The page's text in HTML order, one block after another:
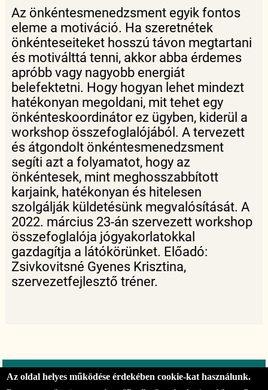
Az önkéntesmenedzsment egyik fontos
eleme a motiváció. Ha szeretnétek
önkénteseiteket hosszú távon megtartani
és motiválttá tenni, akkor abba érdemes
apróbb vagy nagyobb energiát
belefektetni. Hogy hogyan lehet mindezt
hatékonyan megoldani, mit tehet egy
önkénteskoordinátor ez ügyben, kiderül a
workshop összefoglalójából. A tervezett
és átgondolt önkéntesmenedzsment
segíti azt a folyamatot, hogy az
önkéntesek, mint meghosszabbított
karjaink, hatékonyan és hitelesen
szolgálják küldetésünk megvalósítását. A
2022. március 23-án szervezett workshop
összefoglalója jógyakorlatokkal
gazdagítja a látókörünket. Előadó:
Zsivkovitsné Gyenes Krisztina,
szervezetfejlesztő tréner.
Minden jog fenntartva © 2026
Talentum Alapítvány az Önkéntesség Támogatásáért
Az oldal helyes működése érdekében cookie-kat használunk.